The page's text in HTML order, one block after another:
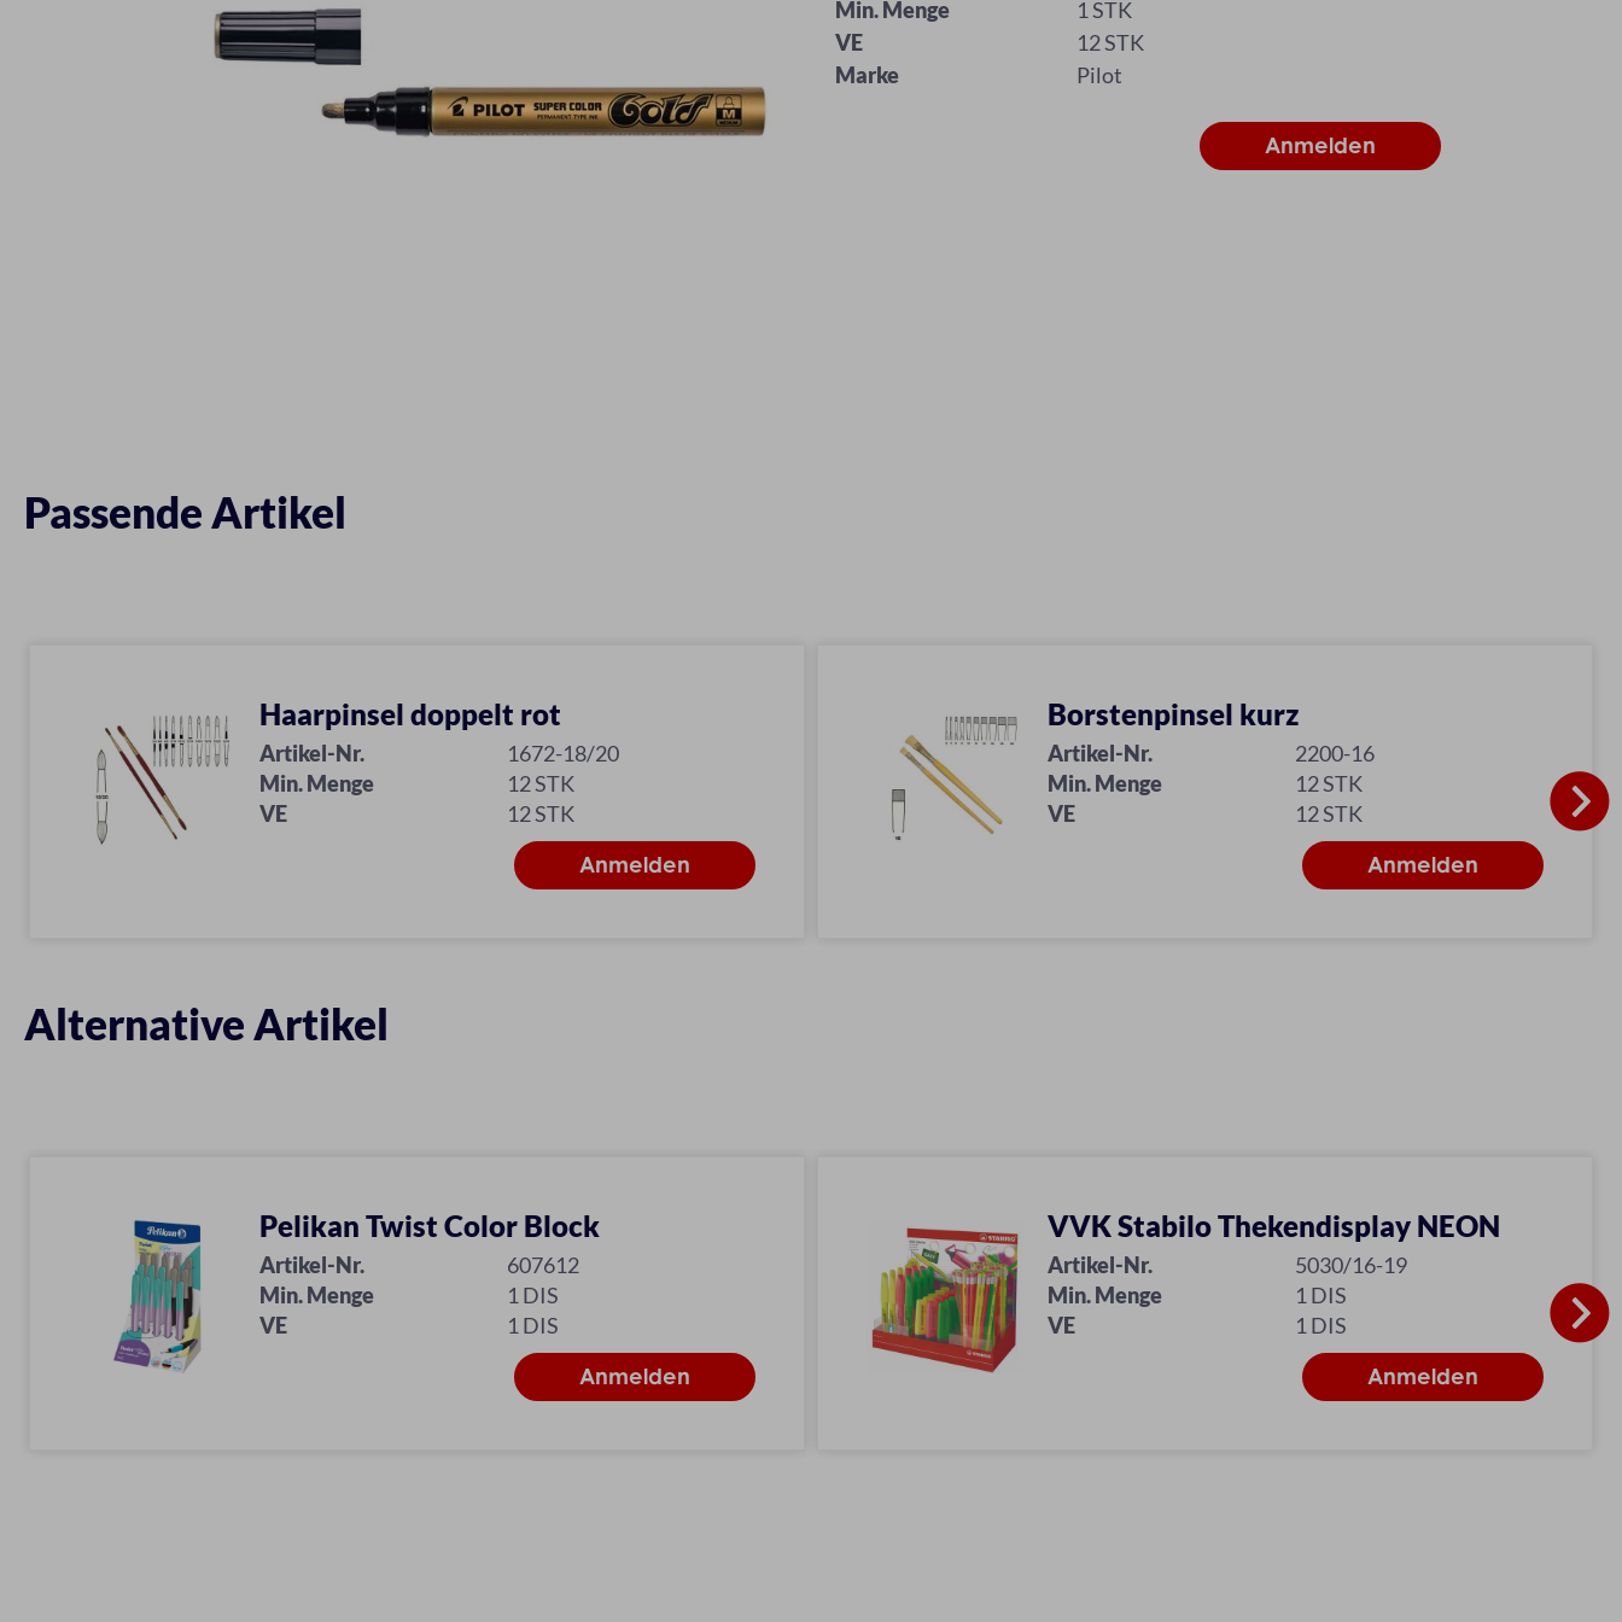
Min. Menge
1 STK
VE
12 STK
Marke
Pilot
Passende Artikel
Haarpinsel doppelt rot
Artikel-Nr.
1672-18/20
Min. Menge
12 STK
VE
12 STK
Borstenpinsel kurz
Artikel-Nr.
2200-16
Min. Menge
12 STK
VE
12 STK
Alternative Artikel
Pelikan Twist Color Block
Artikel-Nr.
607612
Min. Menge
1 DIS
VE
1 DIS
VVK Stabilo Thekendisplay NEON
Artikel-Nr.
5030/16-19
Min. Menge
1 DIS
VE
1 DIS